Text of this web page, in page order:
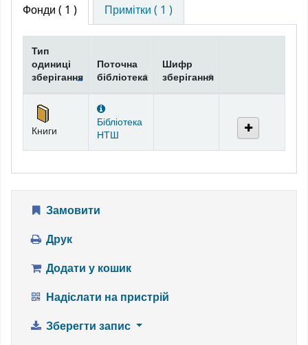
Фонди ( 1 ) Примітки ( 1 )
Фонди
Тип
одиниці
зберігання
Поточна
бібліотека
Шифр
зберігання
Книги
Бібліотека
НТШ
Замовити
Друк
Додати у кошик
Надіслати на пристрій
Зберегти запис